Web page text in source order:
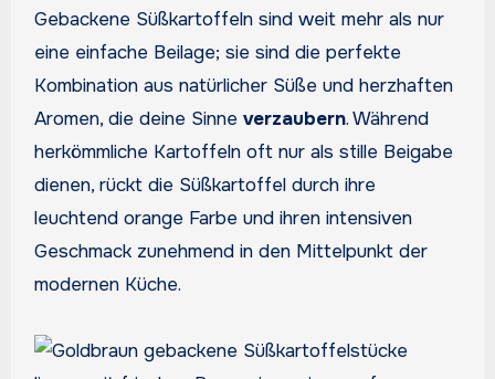
Gebackene Süßkartoffeln sind weit mehr als nur
eine einfache Beilage; sie sind die perfekte
Kombination aus natürlicher Süße und herzhaften
Aromen, die deine Sinne verzaubern. Während
herkömmliche Kartoffeln oft nur als stille Beigabe
dienen, rückt die Süßkartoffel durch ihre
leuchtend orange Farbe und ihren intensiven
Geschmack zunehmend in den Mittelpunkt der
modernen Küche.